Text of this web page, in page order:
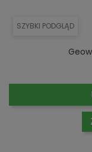
SZYBKI PODGLĄD